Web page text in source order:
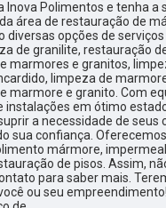
Inova Polimentos e tenha a
área de restauração de
diversas opções de
de granilite, restauração
marmores e granitos,
limpeza de
marmore e granito. Com
instalações em ótimo
a necessidade de seus
sua confiança.
mármore,
de pisos. Assim,
para saber mais.
ou seu